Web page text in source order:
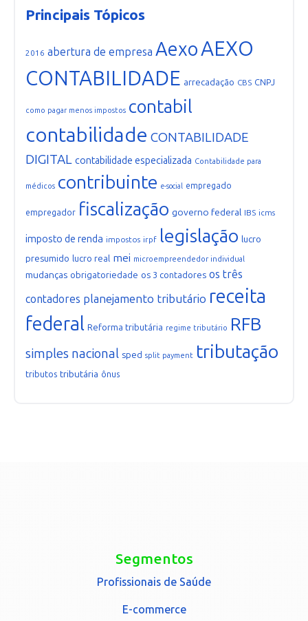
Principais Tópicos
2016 abertura de empresa AexoAEXO
CONTABILIDADE arrecadação CBS CNPJ
como pagar menos impostos contabil
contabilidade CONTABILIDADE
DIGITAL contabilidade especializada Contabilidade para
médicos contribuinte e-social empregado
empregador fiscalização governo federal IBS icms
imposto de renda impostos irpf legislação lucro
presumido lucro real mei microempreendedor individual
mudanças obrigatoriedade os 3 contadores os três
contadores planejamento tributário receita
federal Reforma tributária regime tributário RFB
simples nacional sped split payment tributação
tributos tributária ônus
Segmentos
Profissionais de Saúde
E-commerce